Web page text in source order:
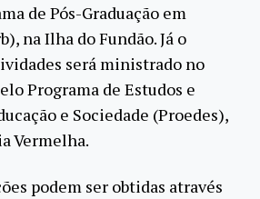
de Pós-Graduação em
na Ilha do Fundão. Já o
será ministrado no
Programa de Estudos e
e Sociedade (Proedes),
Vermelha.
podem ser obtidas através